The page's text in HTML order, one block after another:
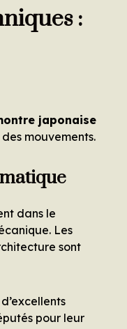
:
japonaise
mouvements.
dans le
Les
sont
pour leur